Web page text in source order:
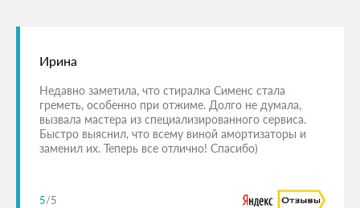
Ирина
Недавно заметила, что стиралка Сименс стала
греметь, особенно при отжиме. Долго не думала,
вызвала мастера из специализированного сервиса.
Быстро выяснил, что всему виной амортизаторы и
заменил их. Теперь все отлично! Спасибо)
5/5